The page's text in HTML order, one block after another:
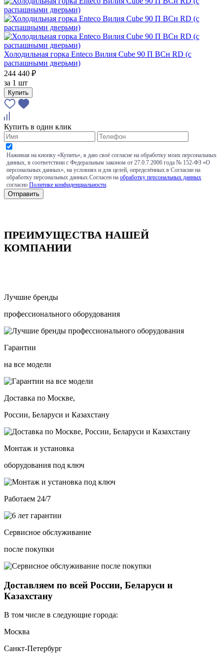
Холодильная горка Enteco Вилия Cube 90 П ВСн RD (с
распашными дверьми)
244 440 ₽
за 1 шт
Купить
Купить в один клик
Нажимая на кнопку «Купить», я даю своё согласие на обработку моих персональных
данных, в соответствии с Федеральным законом от 27.0.7.2006 года № 152-ФЗ «О
персональных данных», на условиях и для целей, определённых в Согласии на
обработку персональных данных.Согласен на обработку персональных данных
согласно Политике конфиденциальности
ПРЕИМУЩЕСТВА НАШЕЙ
КОМПАНИИ
Лучшие бренды
профессионального оборудования
Гарантии
на все модели
Доставка по Москве,
России, Беларуси и Казахстану
Монтаж и установка
оборудования под ключ
Работаем 24/7
Сервисное обслуживание
после покупки
Доставляем по всей России, Беларуси и
Казахстану
В том числе в следующие города:
Москва
Санкт-Петербург